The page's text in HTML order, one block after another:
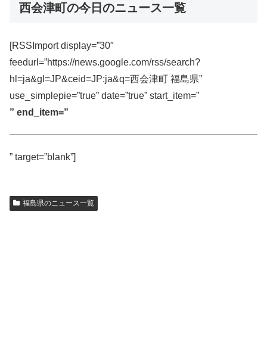
西会津町の今日のニュース一覧
[RSSImport display=”30″
feedurl=”https://news.google.com/rss/search?
hl=ja&gl=JP&ceid=JP:ja&q=西会津町 福島県”
use_simplepie=”true” date=”true” start_item=”
” end_item=”
” target=”blank”]
福島県のニュース一覧